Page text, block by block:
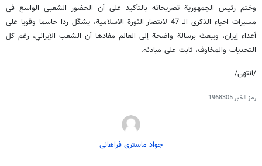
وختم رئيس الجمهورية تصريحاته بالتأكيد على أن الحضور الشعبي الواسع في
مسيرات احياء الذكرى الـ 47 لانتصار الثورة الاسلامية، يشكّل ردا حاسما وقويا على
أعداء إيران، ويبعث برسالة واضحة إلى العالم مفادها أن الشعب الإيراني، رغم كل
التحديات والمخاوف، ثابت على مبادئه.
/انتهی/
رمز الخبر1968305
جواد ماستری فراهانی